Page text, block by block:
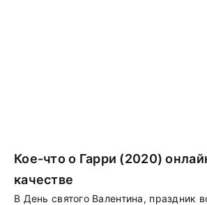
Кое-что о Гарри (2020)
качестве
В День святого Валентина, праздник